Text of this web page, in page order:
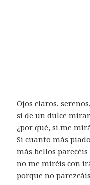
Ojos claros, serenos,
si de un dulce
¿por qué, si me
Si cuanto más
más bellos
no me miréis con
porque no